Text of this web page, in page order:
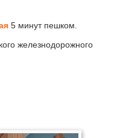
5 минут пешком.
железнодорожного